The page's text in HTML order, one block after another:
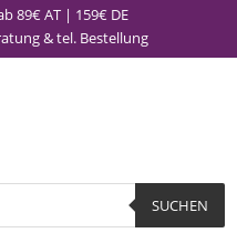
89€ AT | 159€ DE
& tel. Bestellung
SUCHEN